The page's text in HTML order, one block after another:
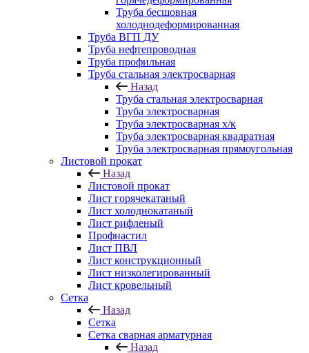
Труба бесшовная
холоднодеформированная
Труба ВГП ДУ
Труба нефтепроводная
Труба профильная
Труба стальная электросварная
Назад
Труба стальная электросварная
Труба электросварная
Труба электросварная х/к
Труба электросварная квадратная
Труба электросварная прямоугольная
Листовой прокат
Назад
Листовой прокат
Лист горячекатаный
Лист холоднокатаный
Лист рифленый
Профнастил
Лист ПВЛ
Лист конструкционный
Лист низколегированный
Лист кровельный
Сетка
Назад
Сетка
Сетка сварная арматурная
Назад